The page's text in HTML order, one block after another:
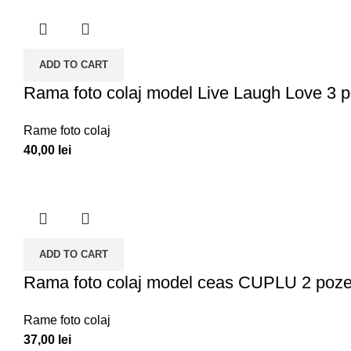
ADD TO CART
Rama foto colaj model Live Laugh Love 3
Rame foto colaj
40,00 lei
ADD TO CART
Rama foto colaj model ceas CUPLU 2
Rame foto colaj
37,00 lei